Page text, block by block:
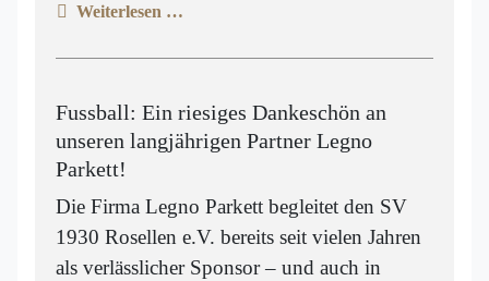
Weiterlesen …
Fussball: Ein riesiges Dankeschön an
unseren langjährigen Partner Legno
Parkett!
Die Firma Legno Parkett begleitet den SV
1930 Rosellen e.V. bereits seit vielen Jahren
als verlässlicher Sponsor – und auch in